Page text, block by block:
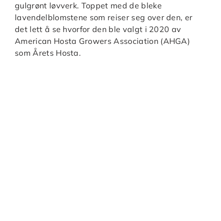
gulgrønt løvverk. Toppet med de bleke
lavendelblomstene som reiser seg over den, er
det lett å se hvorfor den ble valgt i 2020 av
American Hosta Growers Association (AHGA)
som Årets Hosta.